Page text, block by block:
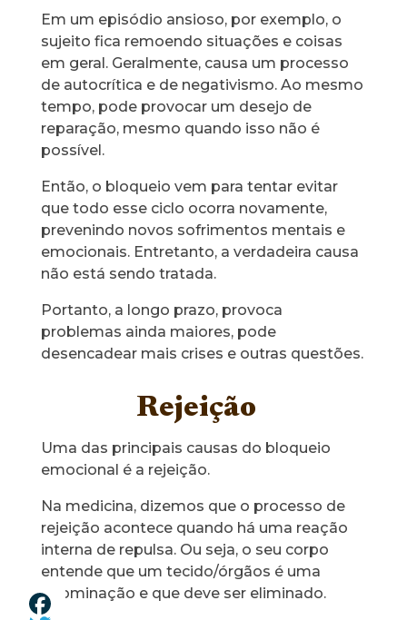
Em um episódio ansioso, por exemplo, o
sujeito fica remoendo situações e coisas
em geral. Geralmente, causa um processo
de autocrítica e de negativismo. Ao mesmo
tempo, pode provocar um desejo de
reparação, mesmo quando isso não é
possível.
Então, o bloqueio vem para tentar evitar
que todo esse ciclo ocorra novamente,
prevenindo novos sofrimentos mentais e
emocionais. Entretanto, a verdadeira causa
não está sendo tratada.
Portanto, a longo prazo, provoca
problemas ainda maiores, pode
desencadear mais crises e outras questões.
Rejeição
Uma das principais causas do bloqueio
emocional é a rejeição.
Na medicina, dizemos que o processo de
rejeição acontece quando há uma reação
interna de repulsa. Ou seja, o seu corpo
entende que um tecido/órgãos é uma
abominação e que deve ser eliminado.